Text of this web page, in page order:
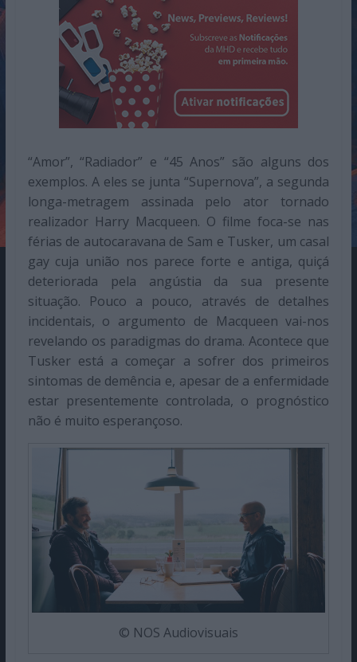
“Amor”, “Radiador” e “45 Anos” são alguns dos
exemplos. A eles se junta “Supernova”, a segunda
longa-metragem assinada pelo ator tornado
realizador Harry Macqueen. O filme foca-se nas
férias de autocaravana de Sam e Tusker, um casal
gay cuja união nos parece forte e antiga, quiçá
deteriorada pela angústia da sua presente
situação. Pouco a pouco, através de detalhes
incidentais, o argumento de Macqueen vai-nos
revelando os paradigmas do drama. Acontece que
Tusker está a começar a sofrer dos primeiros
sintomas de demência e, apesar de a enfermidade
estar presentemente controlada, o prognóstico
não é muito esperançoso.
© NOS Audiovisuais